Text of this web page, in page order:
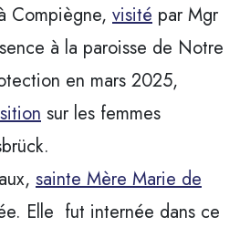
Compiègne, visité par Mgr
à la paroisse de Notre
en mars 2025,
sur les femmes
sainte Mère Marie de
Elle fut internée dans ce